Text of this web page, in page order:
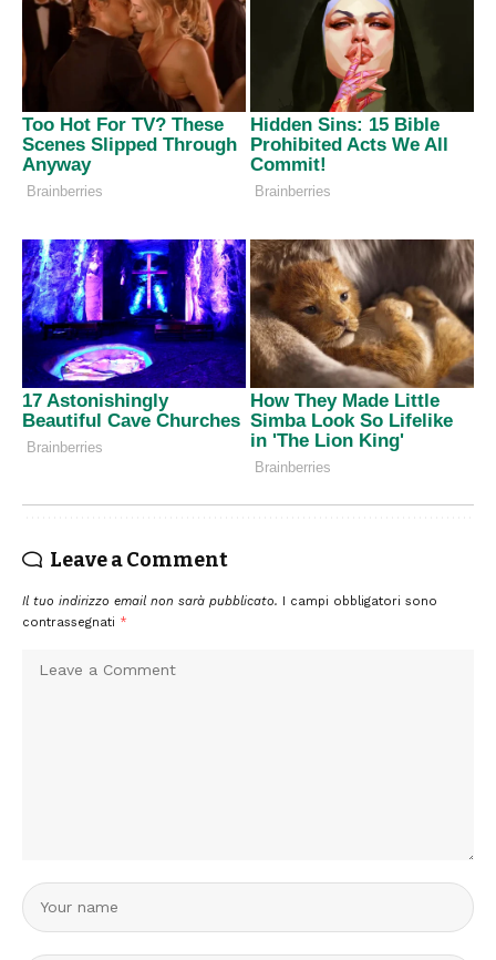
Leave a Comment
Il tuo indirizzo email non sarà pubblicato. I campi obbligatori sono
contrassegnati *